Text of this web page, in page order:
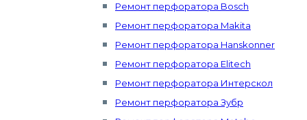
Ремонт перфоратора Bosch
Ремонт перфоратора Makita
Ремонт перфоратора Hanskonner
Ремонт перфоратора Elitech
Ремонт перфоратора Интерскол
Ремонт перфоратора Зубр